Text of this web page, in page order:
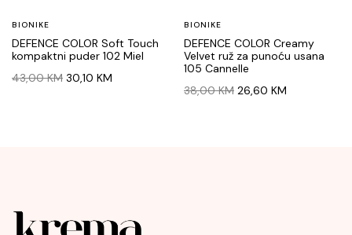
BIONIKE
DEFENCE COLOR Soft Touch
kompaktni puder 102 Miel
43,00KM Original
30,10 KM
BIONIKE
DEFENCE COLOR Creamy
Velvet ruž za punoću usana
105 Cannelle
38,00KM Original
26,60 KM